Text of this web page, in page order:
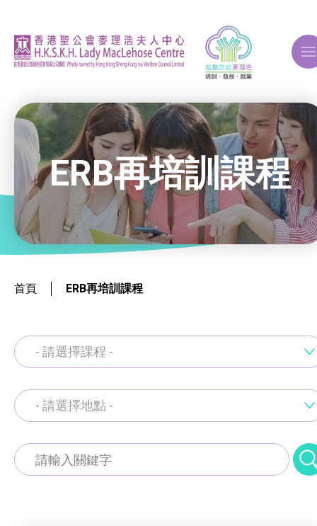
關於我們
ERB再培訓課程
就業掛鈎課程
技能提升課程
少數族裔人士課程
青年培訓課程
ERB再培訓課程
首頁 ERB再培訓課程
就業掛鈎課程
通用技能課程
- 請選擇課程 -
工商業社會服務部 (葵涌區)
- 請選擇地點 -